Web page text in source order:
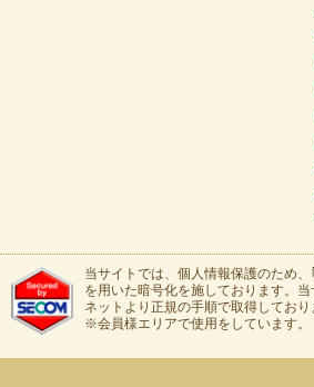
当サイトでは、個人情報保護のため
を用いた暗号化を施しております。
ネットより正規の手順で取得しており
※会員様エリアで使用をしています。